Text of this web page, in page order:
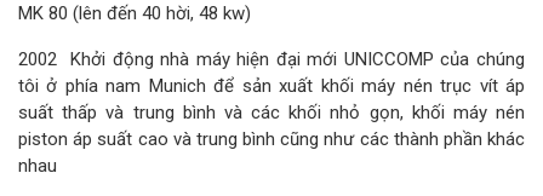
MK 80 (lên đến 40 hời, 48 kw)
2002 Khởi động nhà máy hiện đại mới UNICCOMP của chúng
tôi ở phía nam Munich để sản xuất khối máy nén trục vít áp
suất thấp và trung bình và các khối nhỏ gọn, khối máy nén
piston áp suất cao và trung bình cũng như các thành phần khác
nhau